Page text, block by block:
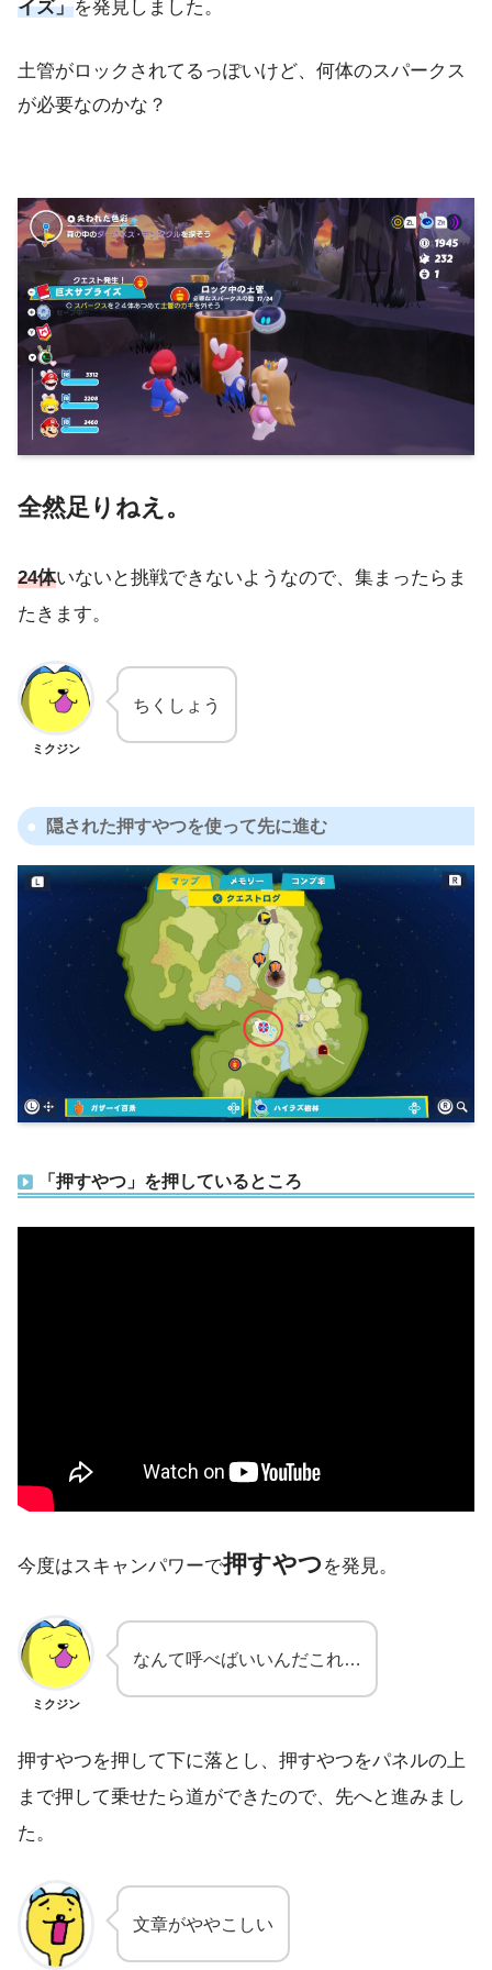
イズ」を発見しました。
土管がロックされてるっぽいけど、何体のスパークス
が必要なのかな？
全然足りねえ。
24体いないと挑戦できないようなので、集まったらま
たきます。
ミクジン
ちくしょう
隠された押すやつを使って先に進む
「押すやつ」を押しているところ
今度はスキャンパワーで押すやつ を発見。
ミクジン
なんて呼べばいいんだこれ…
押すやつを押して下に落とし、押すやつをパネルの上
まで押して乗せたら道ができたので、先へと進みまし
た。
文章がややこしい